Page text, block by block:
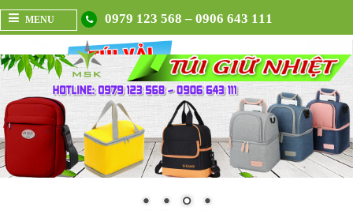
MENU 0979 123 568 – 0906 643 111